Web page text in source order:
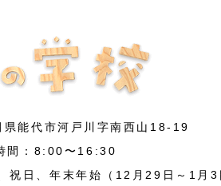
能代市河戸川字南西山18-19
間：8:00〜16:30
祝日、年末年始（12月29日～1月3